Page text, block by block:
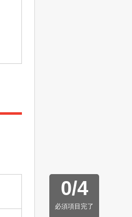
0/4
必須項目完了